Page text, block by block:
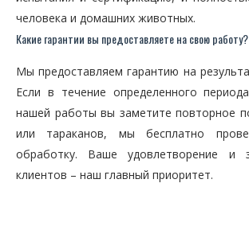
человека и домашних животных.
Какие гарантии вы предоставляете на свою работу?
Мы предоставляем гарантию на
Если в течение определенного
нашей работы вы заметите повторное
или тараканов, мы бесплатно
обработку. Ваше удовлетворение и
клиентов – наш главный приоритет.